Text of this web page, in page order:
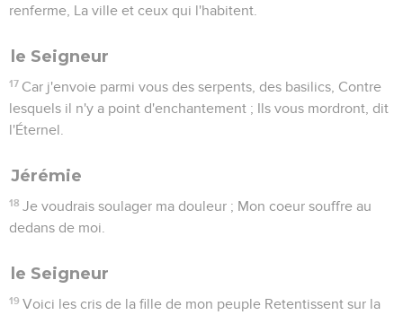
renferme, La ville et ceux qui l'habitent.
le Seigneur
17 Car j'envoie parmi vous des serpents, des basilics, Contre
lesquels il n'y a point d'enchantement ; Ils vous mordront, dit
l'Éternel.
Jérémie
18 Je voudrais soulager ma douleur ; Mon coeur souffre au
dedans de moi.
le Seigneur
19 Voici les cris de la fille de mon peuple Retentissent sur la